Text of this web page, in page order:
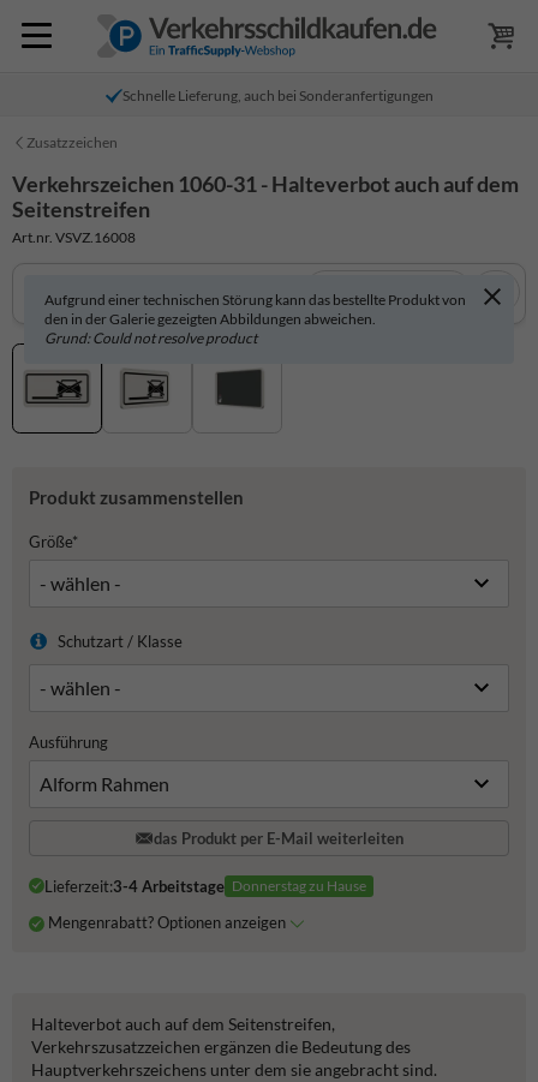
Schnelle Lieferung, auch bei Sonderanfertigungen
Zusatzzeichen
Verkehrszeichen 1060-31 - Halteverbot auch auf dem
Seitenstreifen
Art.nr. VSVZ.16008
Aufgrund einer technischen Störung kann das bestellte Produkt von
den in der Galerie gezeigten Abbildungen abweichen.
Grund: Could not resolve product
In 3D anzeigen
Produkt zusammenstellen
Größe*
Schutzart / Klasse
Ausführung
das Produkt per E-Mail weiterleiten
Lieferzeit:3-4 Arbeitstage Donnerstag zu Hause
Mengenrabatt? Optionen anzeigen
Halteverbot auch auf dem Seitenstreifen,
Verkehrszusatzzeichen ergänzen die Bedeutung des
Hauptverkehrszeichens unter dem sie angebracht sind.